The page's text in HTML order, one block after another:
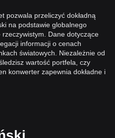
pozwala przeliczyć dokładną
na podstawie globalnego
Dane dotyczące
informacji o cenach
światowych. Niezależnie od
wartość portfela, czy
konwerter zapewnia dokładne i